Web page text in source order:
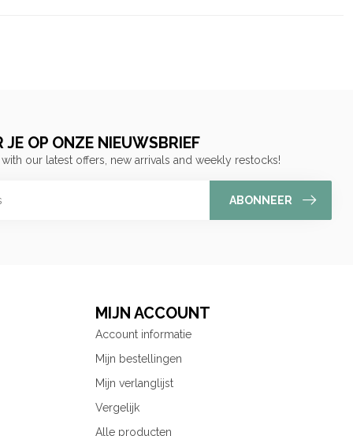
JE OP ONZE NIEUWSBRIEF
our latest offers, new arrivals and weekly restocks!
ABONNEER
MIJN ACCOUNT
Account informatie
Mijn bestellingen
Mijn verlanglijst
Vergelijk
Alle producten